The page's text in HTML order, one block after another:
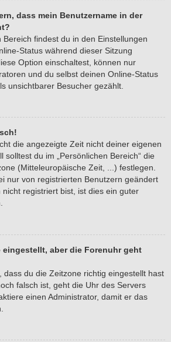
dass mein Benutzername in der
findest du in den Einstellungen
Status während dieser Sitzung
Option einschaltest, können nur
und du selbst deinen Online-Status
unsichtbarer Besucher gezählt.
die angezeigte Zeit nicht deiner eigenen
solltest du im „Persönlichen Bereich“ die
(Mitteleuropäische Zeit, ...) festlegen.
nur von registrierten Benutzern geändert
registriert bist, ist dies ein guter
eingestellt, aber die Forenuhr geht
dass du die Zeitzone richtig eingestellt hast
falsch ist, geht die Uhr des Servers
einen Administrator, damit er das